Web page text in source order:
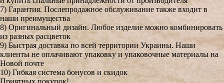
7) Гарантия. Послепродажное обслуживание также входит в
наши преимущества
8) Оригинальный дизайн. Любое изделие можно комбинировать
из разных расцветок
9) Быстрая доставка по всей территории Украины. Наши
клиенты не оплачивают упаковку и упаковочные материалы на
Новой почте
10) Гибкая система бонусов и скидок
Приятных покупок!